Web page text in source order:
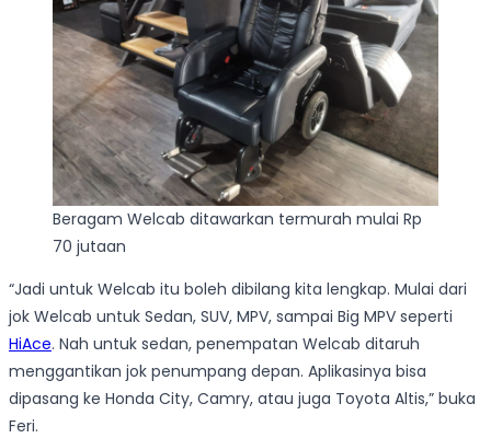
Beragam Welcab ditawarkan termurah mulai Rp
70 jutaan
“Jadi untuk Welcab itu boleh dibilang kita lengkap. Mulai dari
jok Welcab untuk Sedan, SUV, MPV, sampai Big MPV seperti
HiAce. Nah untuk sedan, penempatan Welcab ditaruh
menggantikan jok penumpang depan. Aplikasinya bisa
dipasang ke Honda City, Camry, atau juga Toyota Altis,” buka
Feri.